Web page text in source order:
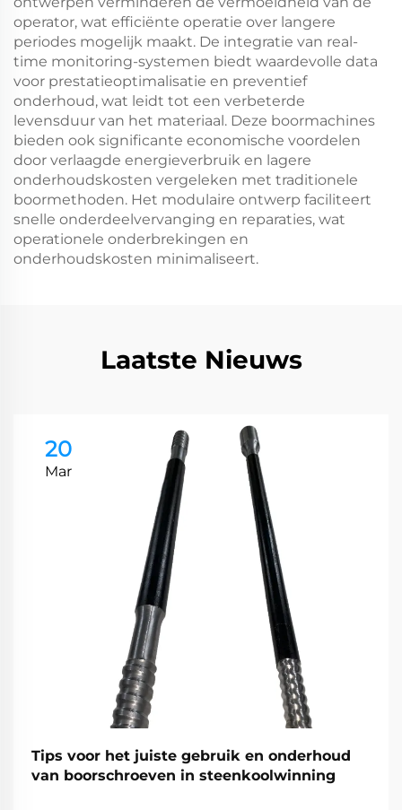
operator, wat efficiënte operatie over langere
periodes mogelijk maakt. De integratie van real-
time monitoring-systemen biedt waardevolle data
voor prestatieoptimalisatie en preventief
onderhoud, wat leidt tot een verbeterde
levensduur van het materiaal. Deze boormachines
bieden ook significante economische voordelen
door verlaagde energieverbruik en lagere
onderhoudskosten vergeleken met traditionele
boormethoden. Het modulaire ontwerp faciliteert
snelle onderdeelvervanging en reparaties, wat
operationele onderbrekingen en
onderhoudskosten minimaliseert.
Laatste Nieuws
20
Mar
Tips voor het juiste gebruik en onderhoud
van boorschroeven in steenkoolwinning